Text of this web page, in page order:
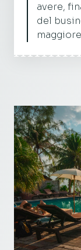
avere,
del